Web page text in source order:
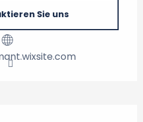
Sie uns